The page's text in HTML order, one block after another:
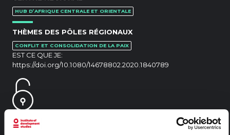
HUB D’AFRIQUE CENTRALE ET ORIENTALE
THÈMES DES PÔLES RÉGIONAUX
CONFLIT ET CONSOLIDATION DE LA PAIX
EST CE QUE JE:
https://doi.org/10.1080/14678802.2020.1840789